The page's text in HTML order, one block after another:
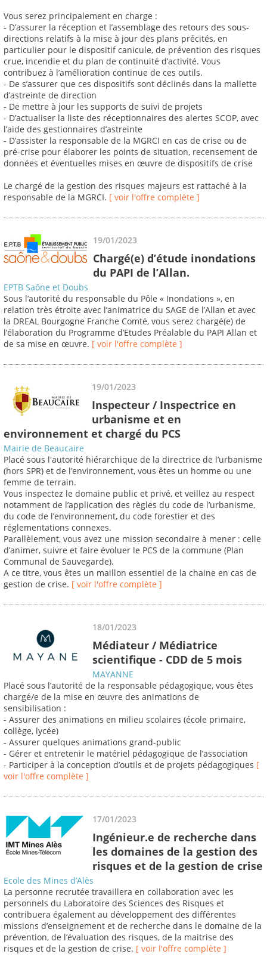
Vous serez principalement en charge :
- D’assurer la réception et l’assemblage des retours des sous-
directions relatifs à la mise à jour des plans précités, en
particulier pour le dispositif canicule, de prévention des risques
crue, incendie et du plan de continuité d’activité. Vous
contribuez à l’amélioration continue de ces outils.
- De s’assurer que ces dispositifs sont déclinés dans la mallette
d’astreinte de direction
- De mettre à jour les supports de suivi de projets
- D’actualiser la liste des réceptionnaires des alertes SCOP, avec
l’aide des gestionnaires d’astreinte
- D’assister la responsable de la MGRCI en cas de crise ou de
pré-crise pour élaborer les points de situation, recensement de
données et éventuelles mises en œuvre de dispositifs de crise
Le chargé de la gestion des risques majeurs est rattaché à la
responsable de la MGRCI. [ voir l'offre complète ]
19/01/2023
Chargé(e) d’étude inondations
du PAPI de l’Allan.
EPTB Saône et Doubs
Sous l’autorité du responsable du Pôle « Inondations », en
relation très étroite avec l’animatrice du SAGE de l’Allan et avec
la DREAL Bourgogne Franche Comté, vous serez chargé(e) de
l’élaboration du Programme d’Etudes Préalable du PAPI Allan et
de sa mise en œuvre. [ voir l'offre complète ]
19/01/2023
Inspecteur / Inspectrice en
urbanisme et en
environnement et chargé du PCS
Mairie de Beaucaire
Placé sous l'autorité hiérarchique de la directrice de l’urbanisme
(hors SPR) et de l’environnement, vous êtes un homme ou une
femme de terrain.
Vous inspectez le domaine public et privé, et veillez au respect
notamment de l’application des règles du code de l’urbanisme,
du code de l’environnement, du code forestier et des
réglementations connexes.
Parallèlement, vous avez une mission secondaire à mener : celle
d’animer, suivre et faire évoluer le PCS de la commune (Plan
Communal de Sauvegarde).
A ce titre, vous êtes un maillon essentiel de la chaine en cas de
gestion de crise. [ voir l'offre complète ]
18/01/2023
Médiateur / Médiatrice
scientifique - CDD de 5 mois
MAYANNE
Placé sous l’autorité de la responsable pédagogique, vous êtes
chargé/e de la mise en œuvre des animations de
sensibilisation :
- Assurer des animations en milieu scolaires (école primaire,
collège, lycée)
- Assurer quelques animations grand-public
- Gérer et entretenir le matériel pédagogique de l’association
- Participer à la conception d’outils et de projets pédagogiques [
voir l'offre complète ]
17/01/2023
Ingénieur.e de recherche dans
les domaines de la gestion des
risques et de la gestion de crise
Ecole des Mines d’Alès
La personne recrutée travaillera en collaboration avec les
personnels du Laboratoire des Sciences des Risques et
contribuera également au développement des différentes
missions d’enseignement et de recherche dans le domaine de la
prévention, de l’évaluation des risques, de la maitrise des
risques et de la gestion de crise. [ voir l'offre complète ]